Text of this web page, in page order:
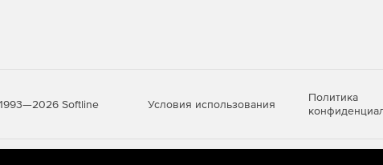
Softline Условия использования
Политика